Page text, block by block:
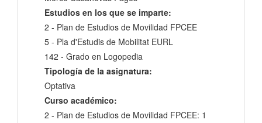
Estudios en los que se imparte:
2 - Plan de Estudios de Movilidad FPCEE
5 - Pla d'Estudis de Mobilitat EURL
142 - Grado en Logopedia
Tipología de la asignatura:
Optativa
Curso académico:
2 - Plan de Estudios de Movilidad FPCEE: 1